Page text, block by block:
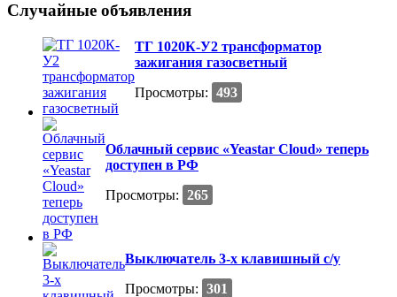
Случайные объявления
ТГ 1020К-У2 трансформатор
зажигания газосветный
Просмотры: 493
Облачный сервис «Yeastar Cloud» теперь
доступен в РФ
Просмотры: 265
Выключатель 3-х клавишный с/у
Просмотры: 301